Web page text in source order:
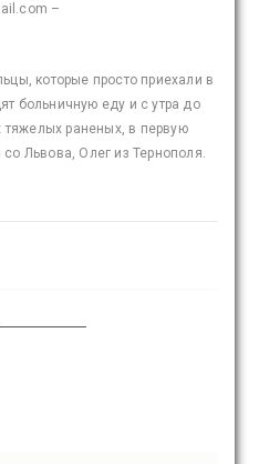
–
которые просто приехали в
больничную еду и с утра до
раненых, в первую
Львова, Олег из Тернополя.